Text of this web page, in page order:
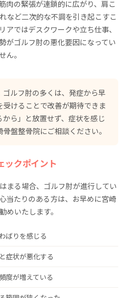
肉の緊張が連鎖的に広がり、肩こ
など二次的な不調を引き起こすこ
アではデスクワークや立ち仕事、
がゴルフ肘の悪化要因になってい
ん。
ゴルフ肘の多くは、発症から早
受けることで改善が期待できま
から」と放置せず、症状を感じ
盤整骨院にご相談ください。
ックポイント
まる場合、ゴルフ肘が進行してい
当たりのある方は、お早めに宮崎
めいたします。
ばりを感じる
症状が悪化する
度が増えている